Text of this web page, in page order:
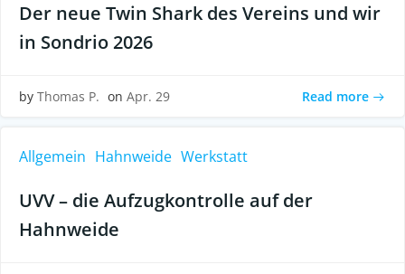
Der neue Twin Shark des Vereins und wir
in Sondrio 2026
by Thomas P. on Apr. 29 Read more
Allgemein Hahnweide Werkstatt
UVV – die Aufzugkontrolle auf der
Hahnweide